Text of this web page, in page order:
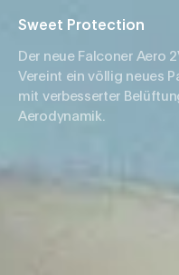
Sweet Protection
Der neue Falconer Aero
Vereint ein völlig neues
mit verbesserter
Aerodynamik.